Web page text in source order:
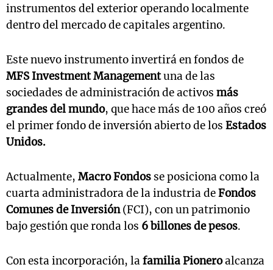
instrumentos del exterior operando localmente
dentro del mercado de capitales argentino.
Este nuevo instrumento invertirá en fondos de
MFS Investment Managementuna de las
sociedades de administración de activos más
grandes del mundo, que hace más de 100 años creó
el primer fondo de inversión abierto de los Estados
Unidos.
Actualmente, Macro Fondos se posiciona como la
cuarta administradora de la industria deFondos
Comunes de Inversión(FCI), con un patrimonio
bajo gestión que ronda los 6 billones de pesos.
Con esta incorporación, lafamilia Pioneroalcanza